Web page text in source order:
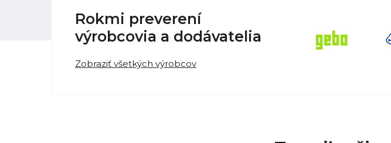
Rokmi preverení
výrobcovia a dodávatelia
Zobraziť všetkých výrobcov